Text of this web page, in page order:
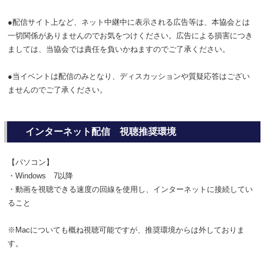
●配信サイト上など、ネット中継中に表示される広告等は、本協会とは
一切関係がありませんのでお気をつけください。広告による損害につき
ましては、当協会では責任を負いかねますのでご了承ください。
●当イベントは配信のみとなり、ディスカッションや質疑応答はござい
ませんのでご了承ください。
インターネット配信 視聴推奨環境
【パソコン】
・Windows 7以降
・動画を視聴できる速度の回線を使用し、インターネットに接続してい
ること
※Macについても概ね視聴可能ですが、推奨環境からは外しておりま
す。